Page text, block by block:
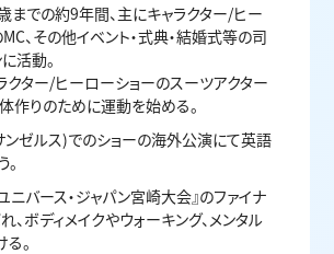
までの約9年間、主にキャラクター/ヒー
、その他イベント・式典・結婚式等の司
活動。
クター/ヒーローショーのスーツアクター
作りのために運動を始める。
ンゼルス)でのショーの海外公演にて英語
ニバース・ジャパン宮崎大会』のファイナ
、ボディメイクやウォーキング、メンタル
。